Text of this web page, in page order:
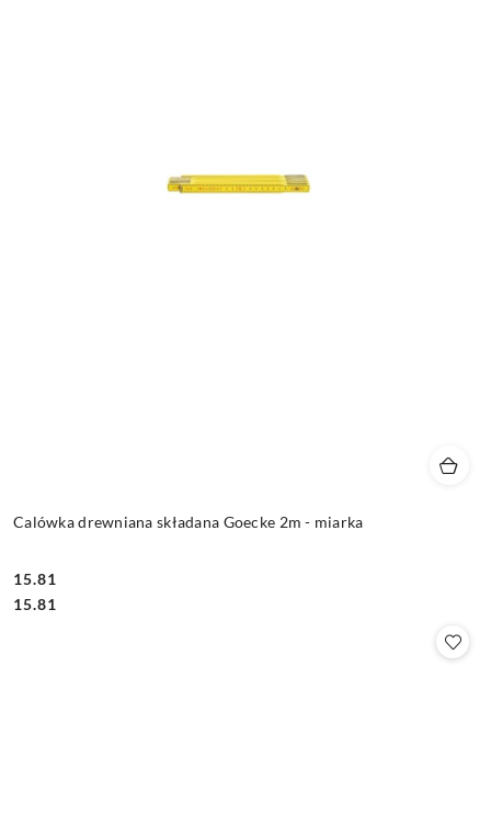
Calówka drewniana składana Goecke 2m - miarka
Cena:
15.81
Cena:
15.81